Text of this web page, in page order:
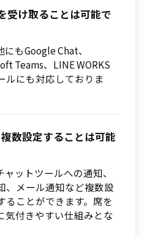
受け取ることは可能で
もGoogle Chat、
Teams、LINE WORKS
ルにも対応しておりま
数設定することは可能
ットツールへの通知、
、メール通知など複数設
ることができます。席を
気付きやすい仕組みとな